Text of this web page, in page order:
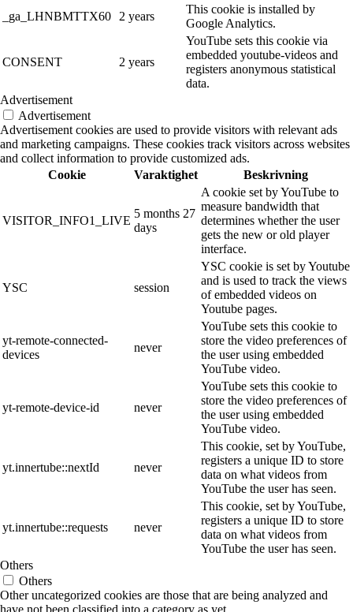
_ga_LHNBMTTX60
2 years
This cookie is installed by
Google Analytics.
CONSENT 2 years
YouTube sets this cookie via
embedded youtube-videos and
registers anonymous statistical
data.
Advertisement
Advertisement
Advertisement cookies are used to provide visitors with relevant ads
and marketing campaigns. These cookies track visitors across websites
and collect information to provide customized ads.
Cookie
Varaktighet Beskrivning
VISITOR_INFO1_LIVE
5 months 27
days
A cookie set by YouTube to
measure bandwidth that
determines whether the user
gets the new or old player
interface.
YSC session
YSC cookie is set by Youtube
and is used to track the views
of embedded videos on
Youtube pages.
yt-remote-connected-
devices
never
YouTube sets this cookie to
store the video preferences of
the user using embedded
YouTube video.
yt-remote-device-id never
YouTube sets this cookie to
store the video preferences of
the user using embedded
YouTube video.
yt.innertube::nextId never
This cookie, set by YouTube,
registers a unique ID to store
data on what videos from
YouTube the user has seen.
yt.innertube::requests never
This cookie, set by YouTube,
registers a unique ID to store
data on what videos from
YouTube the user has seen.
Others
Others
Other uncategorized cookies are those that are being analyzed and